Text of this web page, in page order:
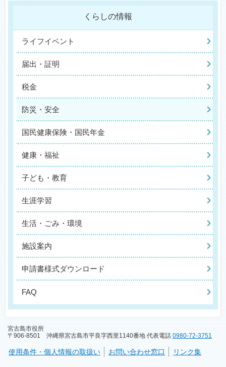
くらしの情報
ライフイベント
届出・証明
税金
防災・安全
国民健康保険・国民年金
健康・福祉
子ども・教育
生涯学習
生活・ごみ・環境
施設案内
申請書様式ダウンロード
FAQ
宮古島市役所
〒906-8501 沖縄県宮古島市平良字西里1140番地 代表電話 0980-72-3751
使用条件・個人情報の取扱い お問い合わせ窓口 リンク集